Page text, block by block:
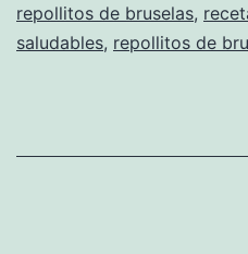
repollitos de bruselas,
saludables, repollitos de